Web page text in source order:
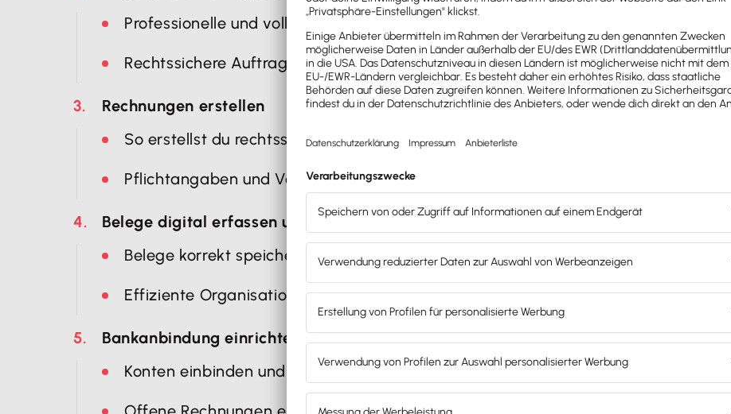
Professionelle und vollständige Angebote erstellen.
Rechtssichere Auftragsverwaltung leicht gemacht.
Rechnungen erstellen
So erstellst du rechtssichere und vollständige Rechnungen.
Pflichtangaben und Vorlagen korrekt einstellen.
Belege digital erfassen und organisieren
Belege korrekt speichern und benennen.
Effiziente Organisation für schnellen Zugriff.
Bankanbindung einrichten
Konten einbinden und Zahlungen automatisiert zuordnen.